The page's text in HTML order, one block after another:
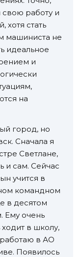
работу и
хотя стать
машиниста не
идеальное
и
на
город, но
Сначала я
Светлане,
и сам. Сейчас
учится в
командном
в десятом
Ему очень
ходит в школу,
в АО
Появилось